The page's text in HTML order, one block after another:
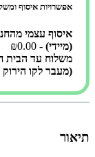
אפשרויות איסוף
(מיידי) - ₪0.00
(מעבר לקו הירוק עד 8 ימי
תיאור